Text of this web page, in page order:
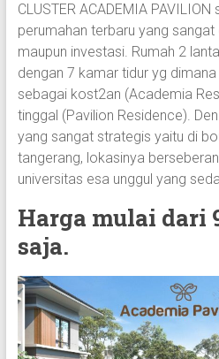
CLUSTER ACADEMIA
perumahan terbaru yang
maupun investasi. Rumah 2
dengan 7 kamar tidur yg
sebagai kost2an (Academia
tinggal (Pavilion Residence).
yang sangat strategis yaitu di
tangerang, lokasinya
universitas esa unggul yang
Harga mulai dari
saja.